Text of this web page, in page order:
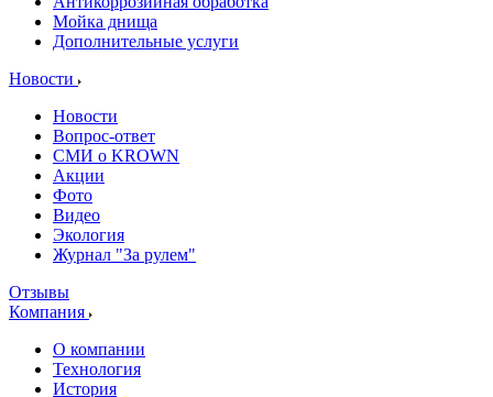
Мойка днища
Дополнительные услуги
Новости
Новости
Вопрос-ответ
СМИ о KROWN
Акции
Фото
Видео
Экология
Журнал "За рулем"
Отзывы
Компания
О компании
Технология
История